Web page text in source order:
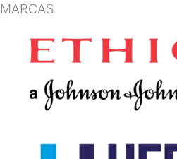
MARCAS